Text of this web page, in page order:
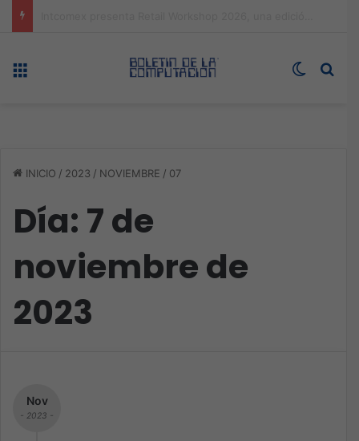
Switch
INICIO / 2023 / NOVIEMBRE / 07
Día: 7 de
noviembre de
2023
Nov
- 2023 -